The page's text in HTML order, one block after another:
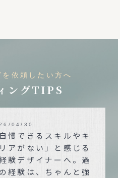
依頼したい方へ
ングTIPS
自慢できるスキルやキ
アがない」と感じる
験デザイナーへ。過
経験は、ちゃんと強
04/30